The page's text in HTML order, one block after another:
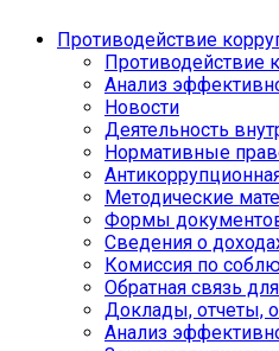
Противодействие
Противодействие
Анализ
Новости
Деятельность
Нормативные
Методические
Формы
Сведения о
Комиссия по
Обратная связь
Доклады, отчеты,
Анализ